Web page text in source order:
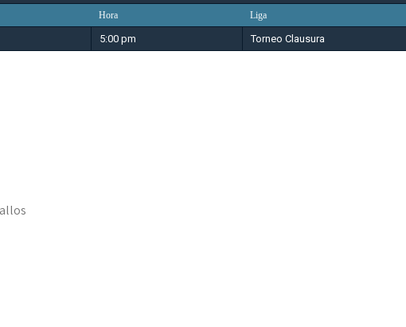
Hora Liga
5:00 pm Torneo Clausura